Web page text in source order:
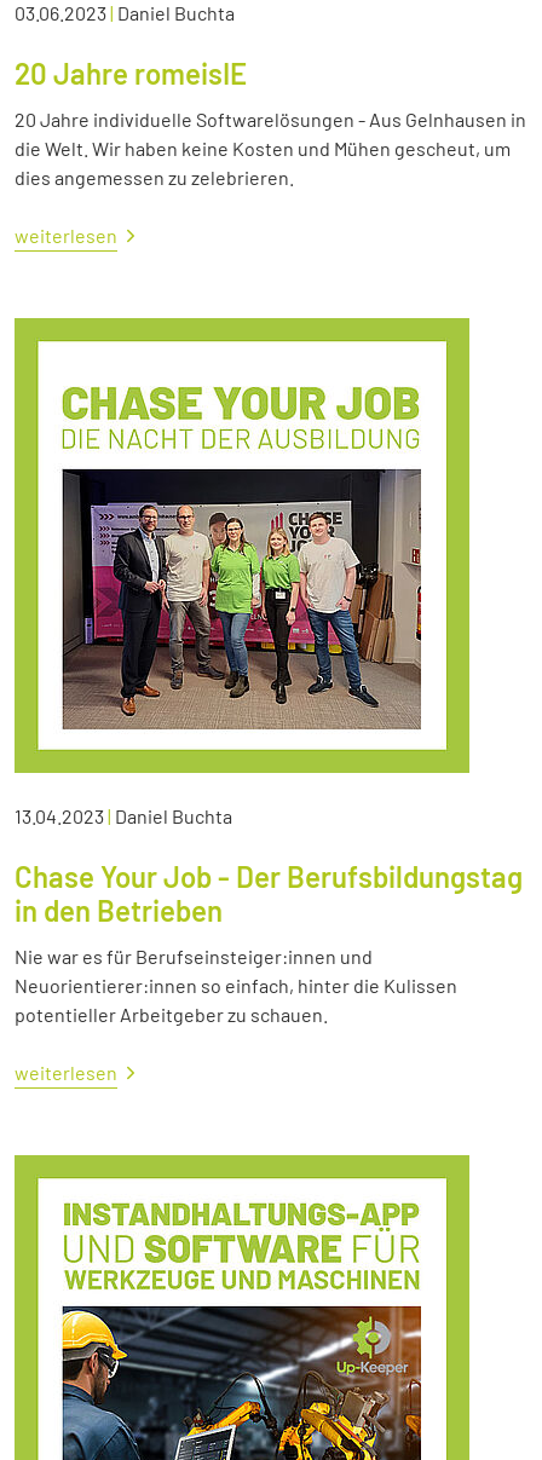
03.06.2023| Daniel Buchta
20 Jahre romeisIE
20 Jahre individuelle Softwarelösungen - Aus Gelnhausen in
die Welt. Wir haben keine Kosten und Mühen gescheut, um
dies angemessen zu zelebrieren.
weiterlesen
13.04.2023| Daniel Buchta
Chase Your Job - Der Berufsbildungstag
in den Betrieben
Nie war es für Berufseinsteiger:innen und
Neuorientierer:innen so einfach, hinter die Kulissen
potentieller Arbeitgeber zu schauen.
weiterlesen